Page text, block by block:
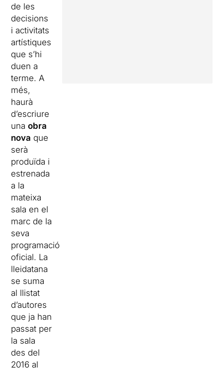
de les
decisions
i activitats
artístiques
que s’hi
duen a
terme. A
més,
haurà
d’escriure
unaobra
nova que
serà
produïda i
estrenada
a la
mateixa
sala en el
marc de la
seva
programació
oficial. La
lleidatana
se suma
al llistat
d’autores
que ja han
passat per
la sala
des del
2016 al